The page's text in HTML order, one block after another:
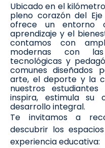
Ubicado en el
pleno corazón del
ofrece un entorno
aprendizaje y el
contamos con
modernas con
tecnológicas y
comunes diseñados
arte, el deporte y la
nuestros
inspira, estimula su
desarrollo integral.
Te invitamos a
descubrir los
experiencia educativa: